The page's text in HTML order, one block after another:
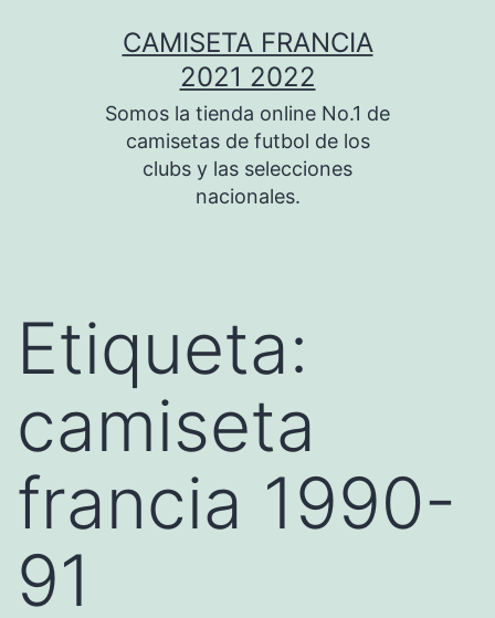
CAMISETA FRANCIA
2021 2022
Somos la tienda online No.1 de
camisetas de futbol de los
clubs y las selecciones
nacionales.
Etiqueta:
camiseta
francia 1990-
91